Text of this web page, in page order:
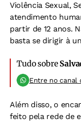
Violência Sexual,
atendimento
partir de 12 anos.
basta se dirigir à
Tudo sobre
Entre no canal
Além disso, o
feito pela rede de